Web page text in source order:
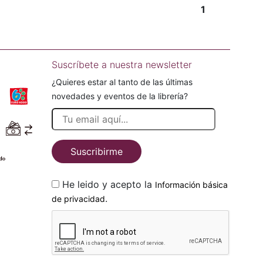
1
Suscríbete a nuestra newsletter
¿Quieres estar al tanto de las últimas
novedades y eventos de la librería?
Suscribirme
He leido y acepto la Información básica
de privacidad.